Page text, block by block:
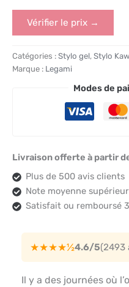
Vérifier le prix →
Catégories : Stylo gel, Stylo
Marque : Legami
Modes de
Livraison offerte à partir
Plus de 500 avis clients
Note moyenne
Satisfait ou remboursé
★★★★½4.6/5(2493
Il y a des journées où